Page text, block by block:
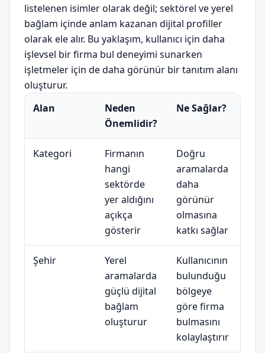
listelenen isimler olarak değil; sektörel ve yerel
bağlam içinde anlam kazanan dijital profiller
olarak ele alır. Bu yaklaşım, kullanıcı için daha
işlevsel bir firma bul deneyimi sunarken
işletmeler için de daha görünür bir tanıtım alanı
oluşturur.
Alan
Neden
Önemlidir?
Ne Sağlar?
Kategori
Firmanın
hangi
sektörde
yer aldığını
açıkça
gösterir
Doğru
aramalarda
daha
görünür
olmasına
katkı sağlar
Şehir
Yerel
aramalarda
güçlü dijital
bağlam
oluşturur
Kullanıcının
bulunduğu
bölgeye
göre firma
bulmasını
kolaylaştırır